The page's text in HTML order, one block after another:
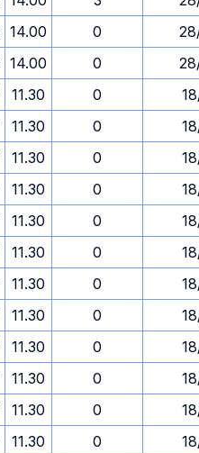
14.00 0
14.00 0
11.30 0
11.30 0
11.30 0
11.30 0
11.30 0
11.30 0
11.30 0
11.30 0
11.30 0
11.30 0
11.30 0
11.30 0